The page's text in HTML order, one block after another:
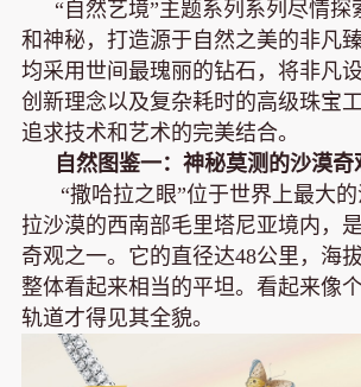
“自然艺境”主题系列系列尽情探
和神秘，打造源于自然之美的非凡
均采用世间最瑰丽的钻石，将非凡
创新理念以及复杂耗时的高级珠宝
追求技术和艺术的完美结合。
自然图鉴一：神秘莫测的沙漠奇
“撒哈拉之眼”位于世界上最大
拉沙漠的西南部毛里塔尼亚境内，
奇观之一。它的直径达48公里，海拔
整体看起来相当的平坦。看起来像
轨道才得见其全貌。